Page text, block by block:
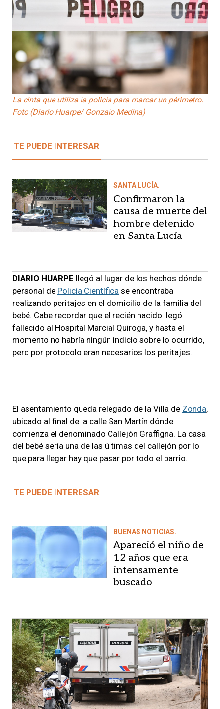
La cinta que utiliza la policía para marcar un périmetro.
Foto (Diario Huarpe/ Gonzalo Medina)
TE PUEDE INTERESAR
SANTA LUCÍA.
Confirmaron la
causa de muerte del
hombre detenido
en Santa Lucía
DIARIO HUARPE llegó al lugar de los hechos dónde
personal de Policía Científica se encontraba
realizando peritajes en el domicilio de la familia del
bebé. Cabe recordar que el recién nacido llegó
fallecido al Hospital Marcial Quiroga, y hasta el
momento no habría ningún indicio sobre lo ocurrido,
pero por protocolo eran necesarios los peritajes.
El asentamiento queda relegado de la Villa de Zonda,
ubicado al final de la calle San Martín dónde
comienza el denominado Callejón Graffigna. La casa
del bebé sería una de las últimas del callejón por lo
que para llegar hay que pasar por todo el barrio.
TE PUEDE INTERESAR
BUENAS NOTICIAS.
Apareció el niño de
12 años que era
intensamente
buscado